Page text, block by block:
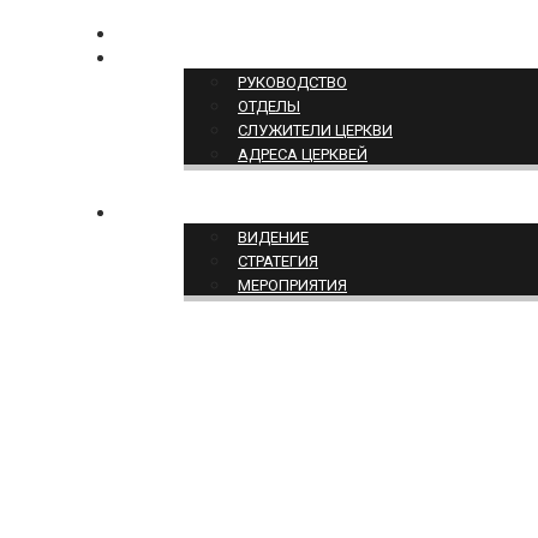
РУКОВОДСТВО
ОТДЕЛЫ
СЛУЖИТЕЛИ ЦЕРКВИ
АДРЕСА ЦЕРКВЕЙ
ВИДЕНИЕ
СТРАТЕГИЯ
МЕРОПРИЯТИЯ